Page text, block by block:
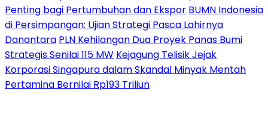
Penting bagi Pertumbuhan dan Ekspor BUMN Indonesia
di Persimpangan: Ujian Strategi Pasca Lahirnya
Danantara PLN Kehilangan Dua Proyek Panas Bumi
Strategis Senilai 115 MW Kejagung Telisik Jejak
Korporasi Singapura dalam Skandal Minyak Mentah
Pertamina Bernilai Rp193 Triliun